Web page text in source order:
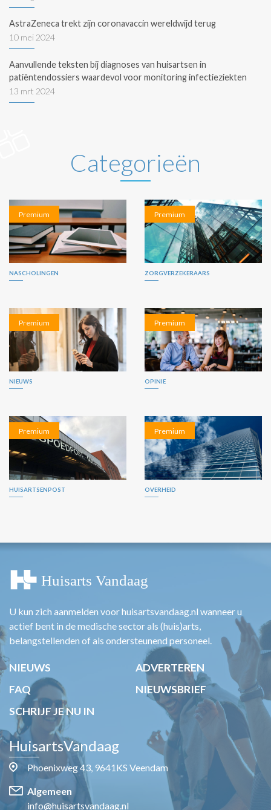
AstraZeneca trekt zijn coronavaccin wereldwijd terug
10 mei 2024
Aanvullende teksten bij diagnoses van huisartsen in
patiëntendossiers waardevol voor monitoring infectieziekten
13 mrt 2024
Categorieën
Premium
NASCHOLINGEN
Premium
ZORGVERZEKERAARS
Premium
NIEUWS
Premium
OPINIE
Premium
HUISARTSENPOST
Premium
OVERHEID
U kun zich aanmelden voor huisartsvandaag.nl wanneer u
actief bent in de medische sector als (huis)arts,
belangstellenden of als ondersteunend personeel.
NIEUWS
ADVERTEREN
FAQ
NIEUWSBRIEF
SCHRIJF JE NU IN
HuisartsVandaag
Phoenixweg 43, 9641KS Veendam
Algemeen
info@huisartsvandaag.nl